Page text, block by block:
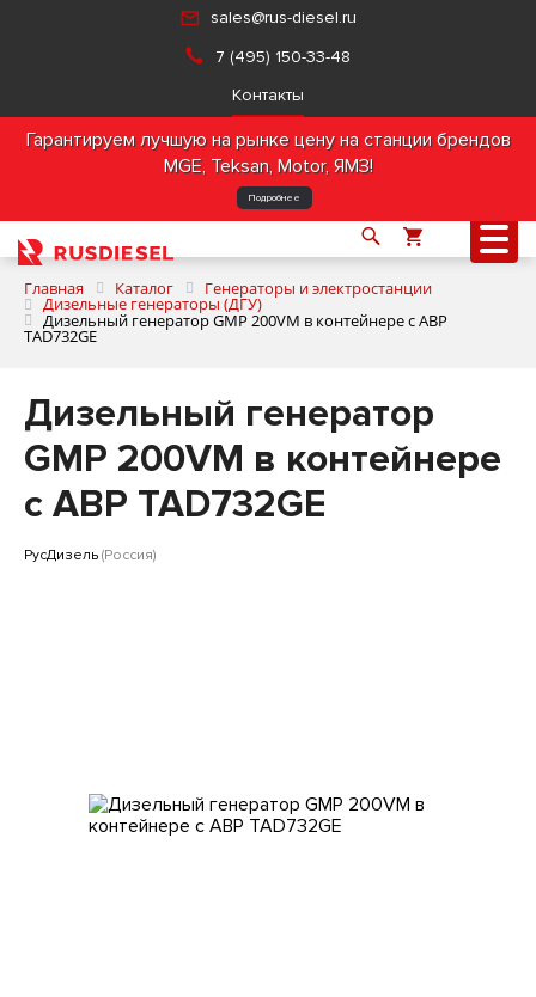
sales@rus-diesel.ru
7 (495) 150-33-48
Контакты
Гарантируем лучшую на рынке цену на станции брендов
MGE, Teksan, Motor, ЯМЗ!
Подробнее
Продукция
Главная Каталог Генераторы и электростанции
Дизельные генераторы (ДГУ)
Дизельный генератор GMP 200VM в контейнере с АВР
TAD732GE
Дизельный генератор
GMP 200VM в контейнере
с АВР TAD732GE
РусДизель (Россия)